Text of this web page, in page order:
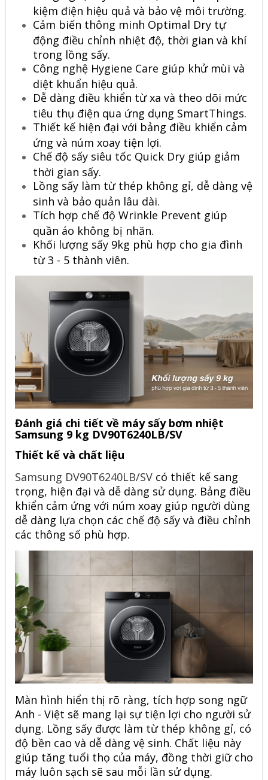
kiệm điện hiệu quả và bảo vệ môi trường.
Cảm biến thông minh Optimal Dry tự
động điều chỉnh nhiệt độ, thời gian và khí
trong lồng sấy.
Công nghệ Hygiene Care giúp khử mùi và
diệt khuẩn hiệu quả.
Dễ dàng điều khiển từ xa và theo dõi mức
tiêu thụ điện qua ứng dụng SmartThings.
Thiết kế hiện đại với bảng điều khiển cảm
ứng và núm xoay tiện lợi.
Chế độ sấy siêu tốc Quick Dry giúp giảm
thời gian sấy.
Lồng sấy làm từ thép không gỉ, dễ dàng vệ
sinh và bảo quản lâu dài.
Tích hợp chế độ Wrinkle Prevent giúp
quần áo không bị nhăn.
Khối lượng sấy 9kg phù hợp cho gia đình
từ 3 - 5 thành viên.
Đánh giá chi tiết về máy sấy bơm nhiệt
Samsung 9 kg DV90T6240LB/SV
Thiết kế và chất liệu
Samsung DV90T6240LB/SV có thiết kế sang
trọng, hiện đại và dễ dàng sử dụng. Bảng điều
khiển cảm ứng với núm xoay giúp người dùng
dễ dàng lựa chọn các chế độ sấy và điều chỉnh
các thông số phù hợp.
Màn hình hiển thị rõ ràng, tích hợp song ngữ
Anh - Việt sẽ mang lại sự tiện lợi cho người sử
dụng. Lồng sấy được làm từ thép không gỉ, có
độ bền cao và dễ dàng vệ sinh. Chất liệu này
giúp tăng tuổi thọ của máy, đồng thời giữ cho
máy luôn sạch sẽ sau mỗi lần sử dụng.